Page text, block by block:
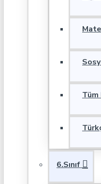
6.Sınıf